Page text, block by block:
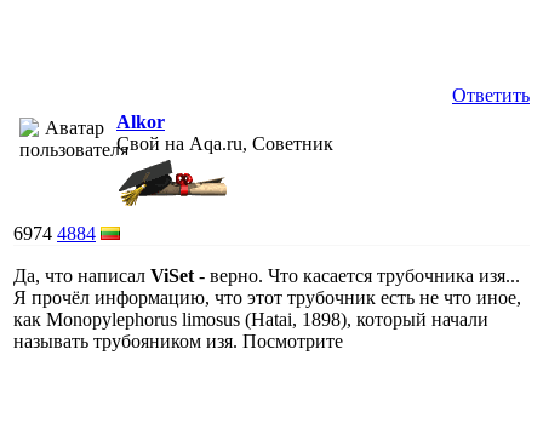
Ответить
Alkor
Свой на Aqa.ru, Советник
6974 4884
Да, что написал ViSet - верно. Что касается трубочника изя...
Я прочёл информацию, что этот трубочник есть не что иное,
как Monopylephorus limosus (Hatai, 1898), который начали
называть трубояником изя. Посмотрите